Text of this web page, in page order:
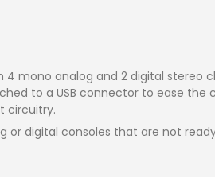
mono analog and 2 digital stereo
to a USB connector to ease
circuitry.
or digital consoles that are not